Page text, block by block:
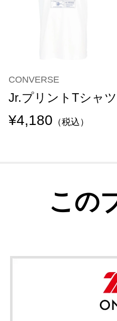
CONVERSE
Jr.プリントTシャツ
¥4,180 （税込）
この